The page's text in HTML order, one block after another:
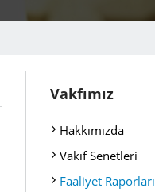
Vakfımız
Hakkımızda
Vakıf Senetleri
Faaliyet Raporları